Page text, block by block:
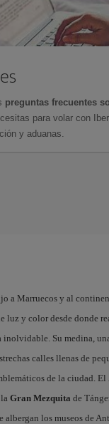
preguntas frecuentes
para volar con
y aduanas.
a Marruecos y al
luz y color desde donde
Su medina,
calles llenas de
de la ciudad. El
Gran Mezquita de
albergan los museos de